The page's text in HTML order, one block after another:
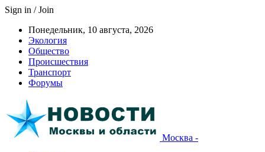
Sign in / Join
Понедельник, 10 августа, 2026
Экология
Общество
Происшествия
Транспорт
Форумы
Москва -